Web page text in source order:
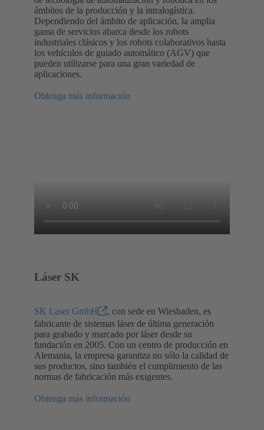
ámbitos de la producción y la intralogística.
Dependiendo del ámbito de aplicación, la amplia
gama de servicios abarca desde los robots
industriales clásicos y los robots colaborativos hasta
los vehículos de guiado automático (AGV) que
pueden utilizarse para una gran variedad de
aplicaciones.
Obtenga más información
Láser SK
SK Laser GmbH
, con sede en Wiesbaden, es
fabricante de sistemas láser de última generación
para grabado y marcado por láser desde su
fundación en 2005. Con un centro de producción en
Alemania, la empresa garantiza no sólo la calidad de
sus productos, sino también el cumplimiento de las
normas de fabricación más exigentes.
Obtenga más información